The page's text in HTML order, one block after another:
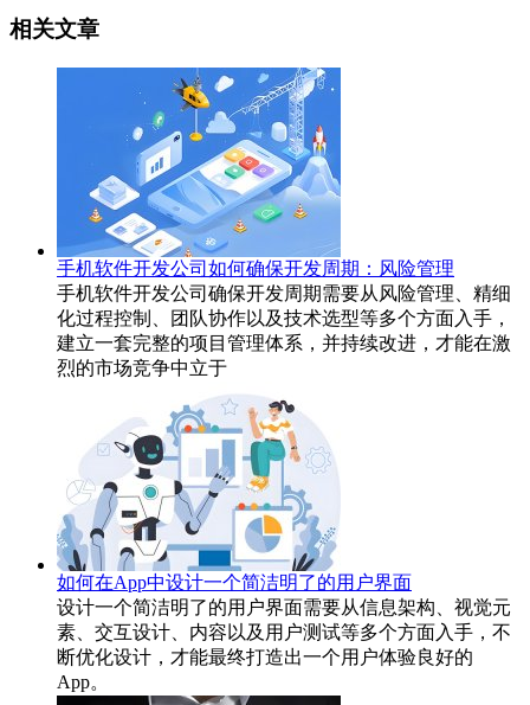
相关文章
手机软件开发公司如何确保开发周期：风险管理
手机软件开发公司确保开发周期需要从风险管理、精细
化过程控制、团队协作以及技术选型等多个方面入手，
建立一套完整的项目管理体系，并持续改进，才能在激
烈的市场竞争中立于
如何在App中设计一个简洁明了的用户界面
设计一个简洁明了的用户界面需要从信息架构、视觉元
素、交互设计、内容以及用户测试等多个方面入手，不
断优化设计，才能最终打造出一个用户体验良好的
App。